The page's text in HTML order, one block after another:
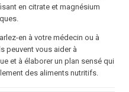
en citrate et magnésium
en à votre médecin ou à
peuvent vous aider à
et à élaborer un plan sensé qui
des aliments nutritifs.